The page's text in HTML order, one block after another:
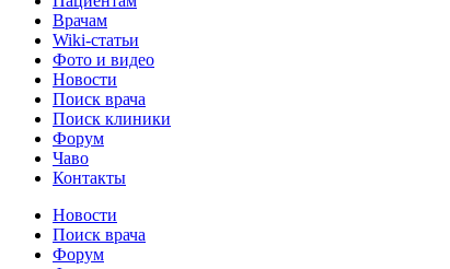
Врачам
Wiki-статьи
Фото и видео
Новости
Поиск врача
Поиск клиники
Форум
Чаво
Контакты
Новости
Поиск врача
Форум